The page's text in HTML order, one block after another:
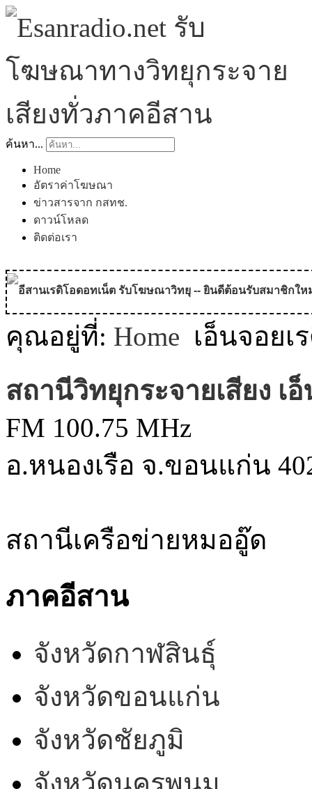
ค้นหา...
Home
อัตราค่าโฆษณา
ข่าวสารจาก กสทช.
ดาวน์โหลด
ติดต่อเรา
อีสานเรดิโอดอทเน็ต รับโฆษณาวิทยุ -- ยินดีต้อนรับสมาชิกใหม่
MODULE SBAHJAOUI WEATHER
MODULE SBAHJAOUI MEMORY GAME
MODULE SBAHJAOUI ACCORDION MENU
คุณอยู่ที่: Home เอ็นจอยเ
สถานีวิทยุกระจายเสียง เ
FM 100.75 MHz
อ.หนองเรือ จ.ขอนแก่น
สถานีเครือข่ายหมออู๊ด
ภาคอีสาน
จังหวัดกาฬสินธุ์
จังหวัดขอนแก่น
จังหวัดชัยภูมิ